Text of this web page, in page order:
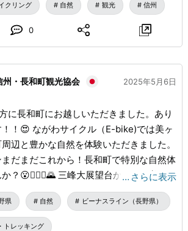
クリング 自然 観光 信州
0
州・長和町観光協会 2025年5月6日
に長和町にお越しいただきました。あり
bike)では美ヶ
辺と豊かな自然を体験いただきました。
だまだこれから！長和町で特別な自然体
峰大展望台から見る美ヶ
ら見る日本アルプス
… さらに表示
県 自然 ビーナスライン（長野県）
トレッキング